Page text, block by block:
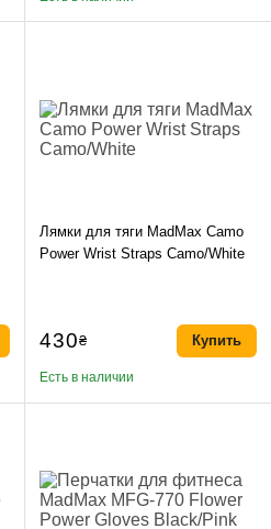
Лямки для тяги MadMax Camo
Power Wrist Straps Camo/White
430₴
Есть в наличии
Купить